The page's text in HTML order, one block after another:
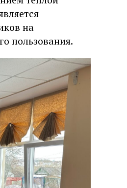
на
пользования.